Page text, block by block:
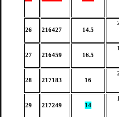
26 216427 14.5
27 216459 16.5
28 217183 16
29 217249 14